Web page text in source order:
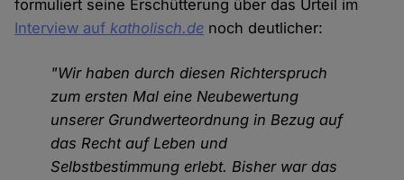
formuliert seine Erschütterung über das Urteil im
Interview aufkatholisch.de noch deutlicher:
"Wir haben durch diesen Richterspruch
zum ersten Mal eine Neubewertung
unserer Grundwerteordnung in Bezug auf
das Recht auf Leben und
Selbstbestimmung erlebt. Bisher war das